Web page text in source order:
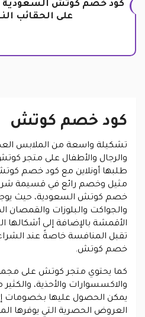
كود خصم كوتش السعودية
على الحقائب
كود خصم كوتش
تشكيلة واسعة من الملابس
والرجال والأطفال على متجر
طلبها أونلاين مع كود خصم
مثيل وخصم رائع في قسيمة
خصم كوتش السعودية، حيث
والجواكت والبلوزات والقمصان
الأقمشة بالإضافة إلى أشكالها
تقبل المنافسة خاصةً عند
خصم كوتش.
كما يحتوي متجر كوتش على
والاكسسوارات والأحذية، والكثير
يمكن الحصول عليها بخصومات
العروض الحصرية التي يوفرها